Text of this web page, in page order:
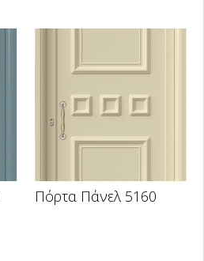
Πόρτα Πάνελ 5160